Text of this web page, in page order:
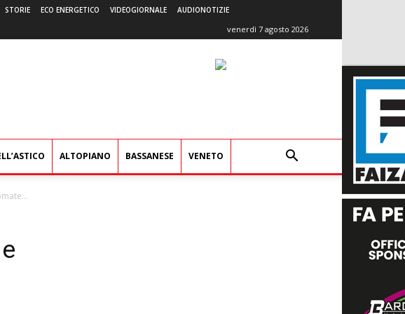
STORIE ECO ENERGETICO VIDEOGIORNALE AUDIONOTIZIE
venerdì 7 agosto 2026
ALTOPIANO BASSANESE VENETO